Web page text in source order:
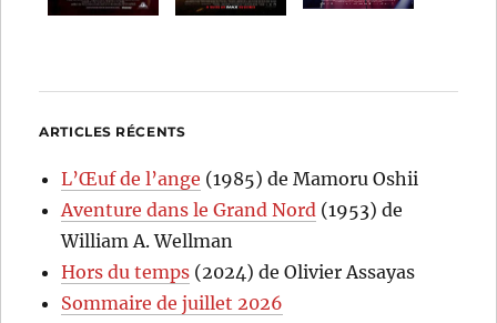
ARTICLES RÉCENTS
L’Œuf de l’ange (1985) de Mamoru Oshii
Aventure dans le Grand Nord (1953) de
William A. Wellman
Hors du temps (2024) de Olivier Assayas
Sommaire de juillet 2026